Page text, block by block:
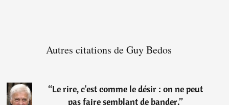
Autres citations de Guy Bedos
“Le rire, c'est comme le désir : on ne peut
pas faire semblant de bander.”